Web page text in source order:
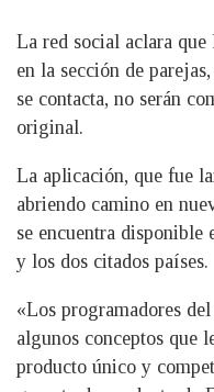
La red social aclara
en la sección de
se contacta, no serán
original.
La aplicación, que fue
abriendo camino en
se encuentra disponible
y los dos citados países.
«Los programadores
algunos conceptos que
producto único y